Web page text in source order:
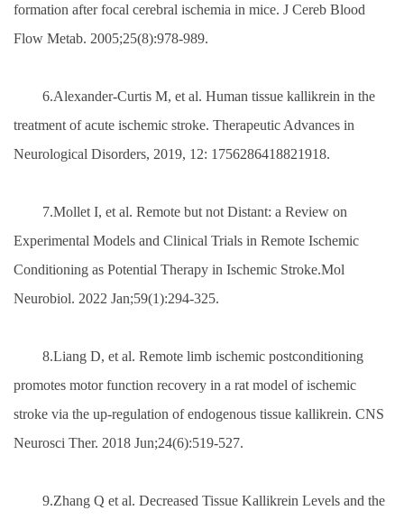
formation after focal cerebral ischemia in mice. J Cereb Blood
Flow Metab. 2005;25(8):978-989.
6.Alexander-Curtis M, et al. Human tissue kallikrein in the
treatment of acute ischemic stroke. Therapeutic Advances in
Neurological Disorders, 2019, 12: 1756286418821918.
7.Mollet I, et al. Remote but not Distant: a Review on
Experimental Models and Clinical Trials in Remote Ischemic
Conditioning as Potential Therapy in Ischemic Stroke.Mol
Neurobiol. 2022 Jan;59(1):294-325.
8.Liang D, et al. Remote limb ischemic postconditioning
promotes motor function recovery in a rat model of ischemic
stroke via the up-regulation of endogenous tissue kallikrein. CNS
Neurosci Ther. 2018 Jun;24(6):519-527.
9.Zhang Q et al. Decreased Tissue Kallikrein Levels and the